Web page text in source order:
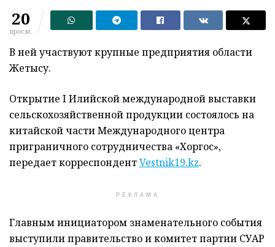
20
просм.
В ней участвуют крупные предприятия области
Жетысу.
Открытие I Илийской международной выставки
сельскохозяйственной продукции состоялось на
китайской части Международного центра
приграничного сотрудничества «Хоргос»,
передает корреспондентVestnik19.kz.
РЕКЛАМА
Главным инициатором знаменательного события
выступили правительство и комитет партии СУАР